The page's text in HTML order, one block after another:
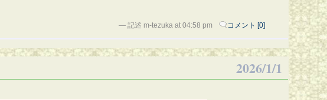
— 記述 m-tezuka at 04:58 pm コメント [0]
2026/1/1